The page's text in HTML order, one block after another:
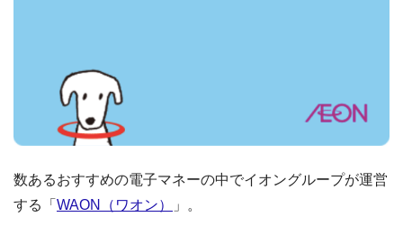
数あるおすすめの電子マネーの中でイオングループが運営
する「 WAON（ワオン） 」。